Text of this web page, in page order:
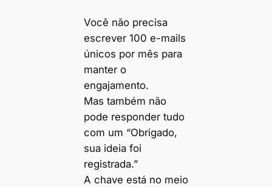
Você não precisa
escrever 100 e-mails
únicos por mês para
manter o
engajamento.
Mas também não
pode responder tudo
com um “Obrigado,
sua ideia foi
registrada.”
A chave está no meio